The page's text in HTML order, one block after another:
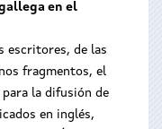
en el
escritores, de las
fragmentos, el
la difusión de
en inglés,